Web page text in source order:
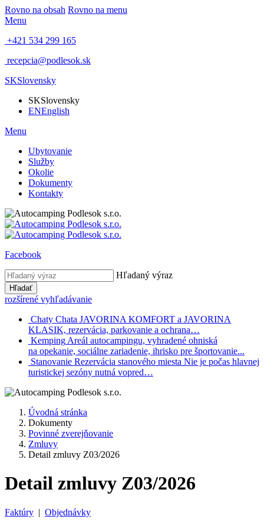
Rovno na obsah Rovno na menu
Menu
+421 534 299 165
recepcia@podlesok.sk
SKSlovensky
SKSlovensky
ENEnglish
Menu
Ubytovanie
Služby
Okolie
Dokumenty
Kontakty
Facebook
Hľadaný výraz
Hľadať
rozšírené vyhľadávanie
Chaty Chata JAVORINA KOMFORT a JAVORINA
KLASIK, rezervácia, parkovanie a ochrana…
Kemping Areál autocampingu, vyhradené ohniská
na opekanie, sociálne zariadenie, ihrisko pre športovanie...
Stanovanie Rezervácia stanového miesta Nie je počas hlavnej
turistickej sezóny nutná vopred…
Úvodná stránka
Dokumenty
Povinné zverejňovanie
Zmluvy
Detail zmluvy Z03/2026
Detail zmluvy Z03/2026
Faktúry | Objednávky